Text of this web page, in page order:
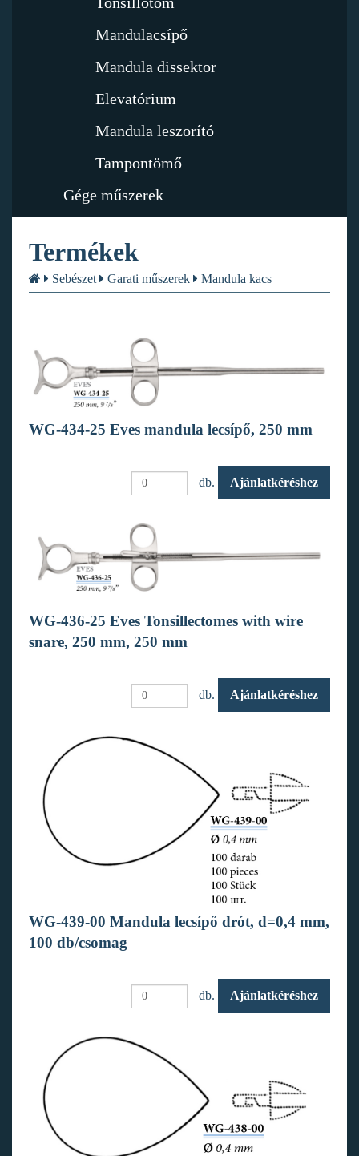
Mandulacsípő
Mandula dissektor
Elevatórium
Mandula leszorító
Tampontömő
Gége műszerek
Termékek
Sebészet Garati műszerek Mandula kacs
WG-434-25 Eves mandula lecsípő, 250 mm
db. Ajánlatkéréshez
WG-436-25 Eves Tonsillectomes with wire
snare, 250 mm, 250 mm
db. Ajánlatkéréshez
WG-439-00 Mandula lecsípő drót, d=0,4 mm,
100 db/csomag
db. Ajánlatkéréshez